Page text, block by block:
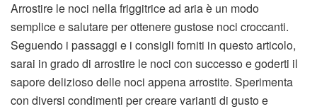
Arrostire le noci nella friggitrice ad aria è un modo
semplice e salutare per ottenere gustose noci croccanti.
Seguendo i passaggi e i consigli forniti in questo articolo,
sarai in grado di arrostire le noci con successo e goderti il
sapore delizioso delle noci appena arrostite. Sperimenta
con diversi condimenti per creare varianti di gusto e